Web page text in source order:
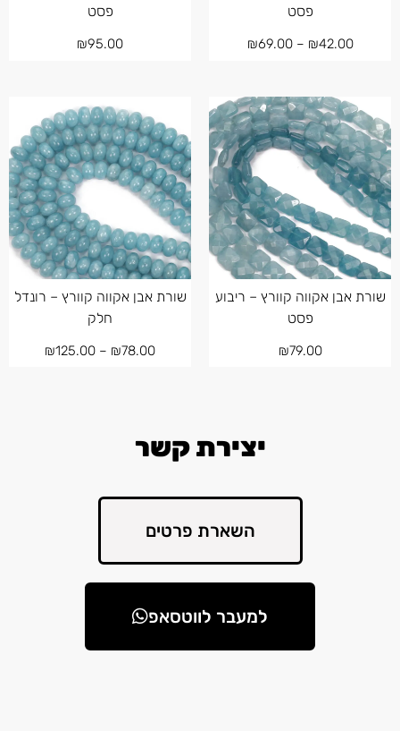
פסט
₪42.00
–
₪69.00
פסט
₪95.00
שורת אבן אקווה קוורץ – ריבוע
פסט
₪79.00
שורת אבן אקווה קוורץ – רונדל
חלק
₪78.00
–
₪125.00
יצירת קשר
השארת פרטים
למעבר לווטסאפ